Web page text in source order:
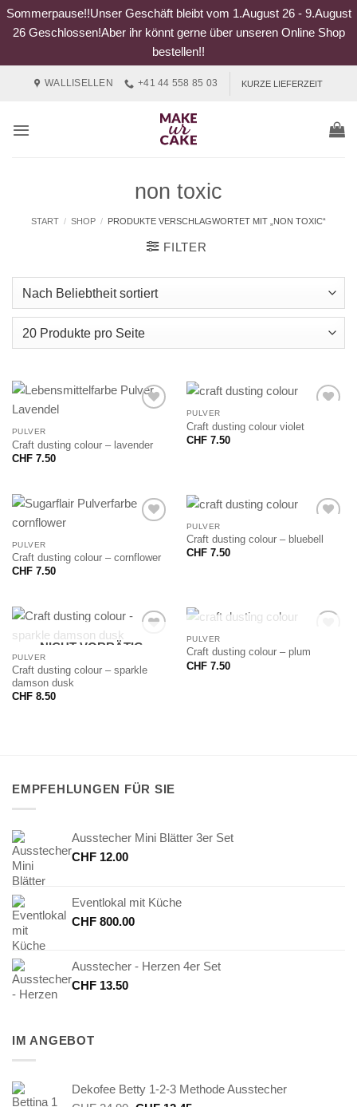
Sommerpause!!Unser Geschäft bleibt vom 1.August 26 - 9.August
26 Geschlossen!Aber ihr könnt gerne über unseren Online Shop
bestellen!!
WALLISELLEN +41 44 558 85 03 KURZE LIEFERZEIT
non toxic
START / SHOP / PRODUKTE VERSCHLAGWORTET MIT „NON TOXIC“
FILTER
PULVER
Craft dusting colour – lavender
CHF7.50
PULVER
Craft dusting colour violet
CHF7.50
PULVER
Craft dusting colour – cornflower
CHF7.50
PULVER
Craft dusting colour – bluebell
CHF7.50
NICHT VORRÄTIG
PULVER
Craft dusting colour – sparkle
damson dusk
CHF8.50
NICHT VORRÄTIG
PULVER
Craft dusting colour – plum
CHF7.50
EMPFEHLUNGEN FÜR SIE
Ausstecher Mini Blätter 3er Set
CHF 12.00
Eventlokal mit Küche
CHF 800.00
Ausstecher - Herzen 4er Set
CHF 13.50
IM ANGEBOT
Dekofee Betty 1-2-3 Methode Ausstecher